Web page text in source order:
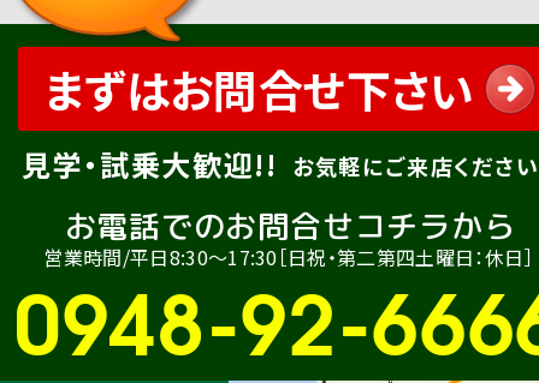
まずはお問合せ下さい
見学・試乗大歓迎!! お気軽にご来店ください
お電話でのお問合せコチラから
営業時間/平日8:30〜17:30［日祝・第二第四土曜日：休日］
0948-92-